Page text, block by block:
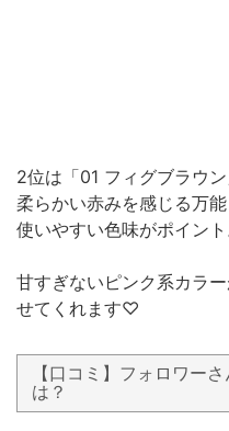
2位は「01 フィグブラウン
柔らかい赤みを感じる万
使いやすい色味がポイント
甘すぎないピンク系カラ
せてくれます♡
【口コミ】フォロワー
は？